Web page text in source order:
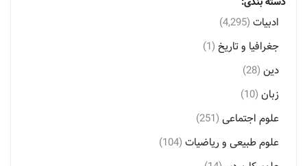
ادبیات (4,295)
جغرافیا و تاریخ (1)
دین (28)
زبان (10)
علوم اجتماعی (251)
علوم طبیعی و ریاضیات (104)